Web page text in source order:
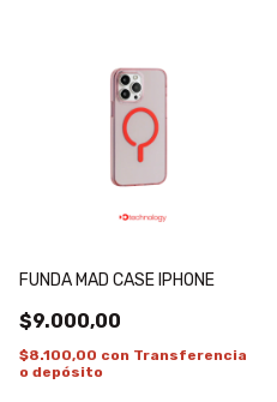
FUNDA MAD CASE IPHONE
$9.000,00
$8.100,00 con Transferencia
o depósito